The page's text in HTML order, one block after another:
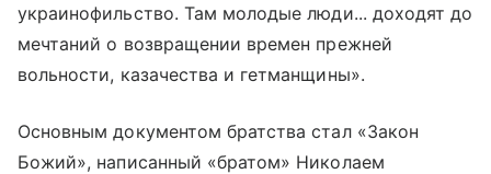
украинофильство. Там молодые люди... доходят до
мечтаний о возвращении времен прежней
вольности, казачества и гетманщины».
Основным документом братства стал «Закон
Божий», написанный «братом» Николаем